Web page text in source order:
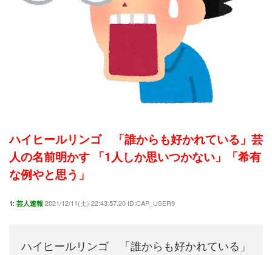
ハイヒールリンゴ 「誰からも好かれている」芸
人の名前明かす 「1人しか思いつかない」「希有
な例やと思う」
1: 芸人速報 2021/12/11(土) 22:43:57.20 ID:CAP_USER9
ハイヒールリンゴ 「誰からも好かれている」